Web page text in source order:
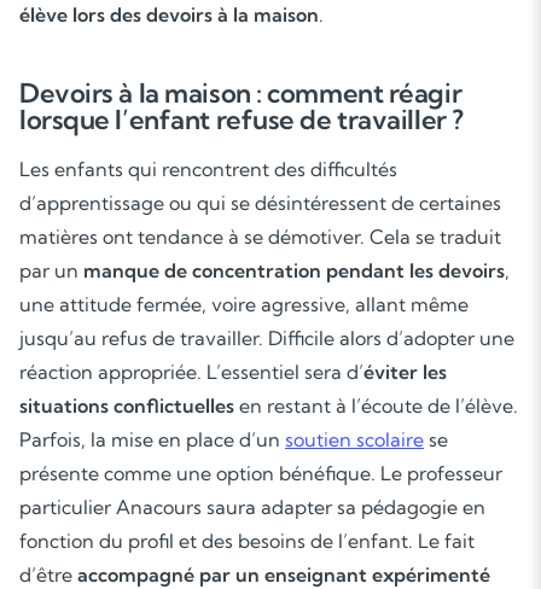
élève lors des devoirs à la maison.
Devoirs à la maison : comment réagir
lorsque l’enfant refuse de travailler ?
Les enfants qui rencontrent des difficultés
d’apprentissage ou qui se désintéressent de certaines
matières ont tendance à se démotiver. Cela se traduit
par un manque de concentration pendant les devoirs,
une attitude fermée, voire agressive, allant même
jusqu’au refus de travailler. Difficile alors d’adopter une
réaction appropriée. L’essentiel sera d’éviter les
situations conflictuelles en restant à l’écoute de l’élève.
Parfois, la mise en place d’un soutien scolaire se
présente comme une option bénéfique. Le professeur
particulier Anacours saura adapter sa pédagogie en
fonction du profil et des besoins de l’enfant. Le fait
d’être accompagné par un enseignant expérimenté